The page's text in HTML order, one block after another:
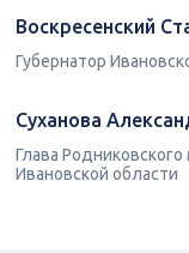
Воскресенский
Губернатор
Суханова
Глава
Ивановской области